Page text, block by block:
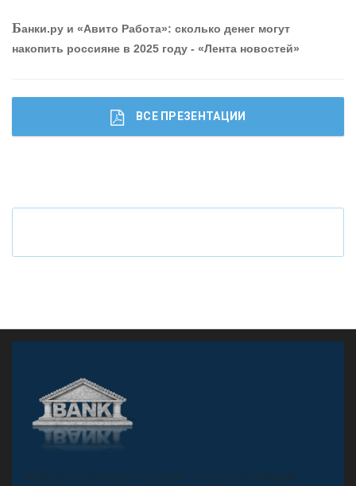
привлечь и удержать персонал - «Интервью»
Что будет с наличными деньгами при цифровом
Банки.ру и «Авито Работа»: сколько денег могут
накопить россияне в 2025 году - «Лента новостей»
ВСЕ ПРЕЗЕНТАЦИИ
«Н
овости Банков России» – группа компаний,